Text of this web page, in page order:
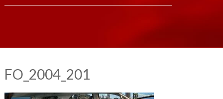
FO_2004_201